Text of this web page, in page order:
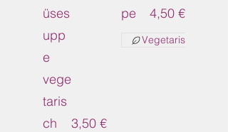
üses
upp
e
vege
taris
ch
3,50 €
pe
4,50 €
Vegetarisch